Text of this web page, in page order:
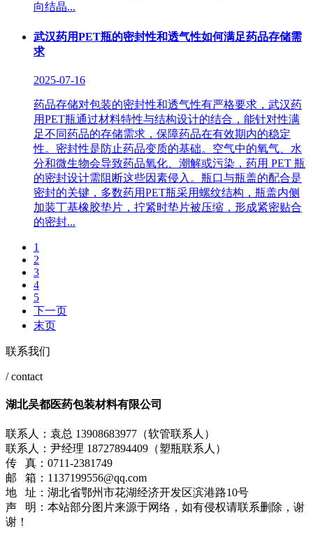
向结晶...
武汉药用PET瓶的密封性和透气性如何满足药品存储需
求
2025-07-16
药品存储对包装的密封性和透气性有严格要求，武汉药
用PET瓶通过材料特性与结构设计的结合，能针对性满
足不同药品的存储需求，保障药品在有效期内的稳定
性。 ​ 密封性是防止药品变质的基础。空气中的氧气、水
分和微生物会导致药品氧化、潮解或污染，药用 PET 瓶
的密封设计需阻断这些因素侵入。瓶口与瓶盖的配合是
密封的关键，多数药用PET瓶采用螺纹结构，瓶盖内侧
加装丁基橡胶垫片，拧紧时垫片被压缩，形成紧密贴合
的密封...
1
2
3
4
5
下一页
末页
联系我们
/ contact
湖北吴都医药包装材料有限公司
联系人：袁总 13908683977（软管联系人）
联系人：尹经理 18727894409（塑瓶联系人）
传 真：0711-2381749
邮 箱：1137199556@qq.com
地 址：湖北省鄂州市花湖经济开发区滨港路10号
声 明：本站部分图片来源于网络，如有侵权请联系删除，谢
谢！